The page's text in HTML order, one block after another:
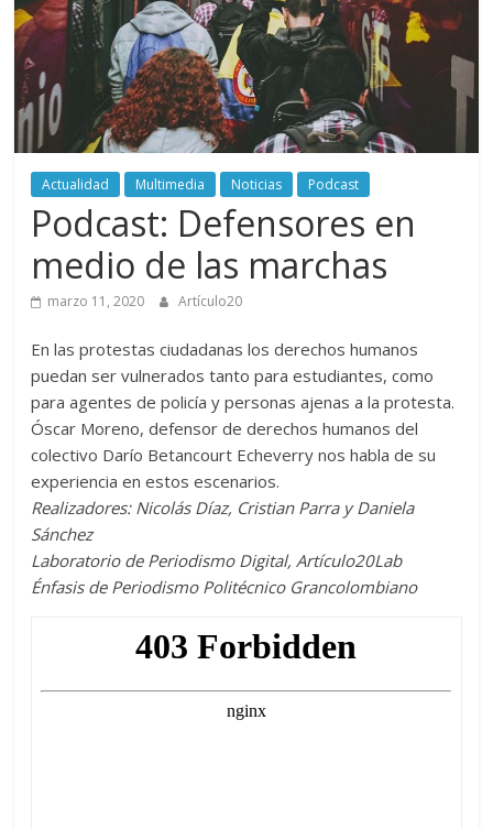
periodismo
digital
del
Politécnico
Grancolombiano
Actualidad Multimedia Noticias Podcast
Podcast: Defensores en
medio de las marchas
marzo 11, 2020 Artículo20
En las protestas ciudadanas los derechos humanos
puedan ser vulnerados tanto para estudiantes, como
para agentes de policía y personas ajenas a la protesta.
Óscar Moreno, defensor de derechos humanos del
colectivo Darío Betancourt Echeverry nos habla de su
experiencia en estos escenarios.
Realizadores: Nicolás Díaz, Cristian Parra y Daniela
Sánchez
Laboratorio de Periodismo Digital, Artículo20Lab
Énfasis de Periodismo Politécnico Grancolombiano